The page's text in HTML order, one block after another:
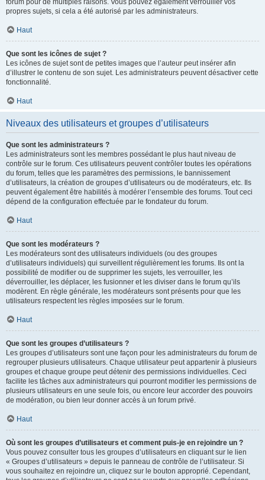
forum pour de multiples raisons. Vous pouvez également verrouiller vos
propres sujets, si cela a été autorisé par les administrateurs.
Haut
Que sont les icônes de sujet ?
Les icônes de sujet sont de petites images que l’auteur peut insérer afin
d’illustrer le contenu de son sujet. Les administrateurs peuvent désactiver cette
fonctionnalité.
Haut
Niveaux des utilisateurs et groupes d’utilisateurs
Que sont les administrateurs ?
Les administrateurs sont les membres possédant le plus haut niveau de
contrôle sur le forum. Ces utilisateurs peuvent contrôler toutes les opérations
du forum, telles que les paramètres des permissions, le bannissement
d’utilisateurs, la création de groupes d’utilisateurs ou de modérateurs, etc. Ils
peuvent également être habilités à modérer l’ensemble des forums. Tout ceci
dépend de la configuration effectuée par le fondateur du forum.
Haut
Que sont les modérateurs ?
Les modérateurs sont des utilisateurs individuels (ou des groupes
d’utilisateurs individuels) qui surveillent régulièrement les forums. Ils ont la
possibilité de modifier ou de supprimer les sujets, les verrouiller, les
déverrouiller, les déplacer, les fusionner et les diviser dans le forum qu’ils
modèrent. En règle générale, les modérateurs sont présents pour que les
utilisateurs respectent les règles imposées sur le forum.
Haut
Que sont les groupes d’utilisateurs ?
Les groupes d’utilisateurs sont une façon pour les administrateurs du forum de
regrouper plusieurs utilisateurs. Chaque utilisateur peut appartenir à plusieurs
groupes et chaque groupe peut détenir des permissions individuelles. Ceci
facilite les tâches aux administrateurs qui pourront modifier les permissions de
plusieurs utilisateurs en une seule fois, ou encore leur accorder des pouvoirs
de modération, ou bien leur donner accès à un forum privé.
Haut
Où sont les groupes d’utilisateurs et comment puis-je en rejoindre un ?
Vous pouvez consulter tous les groupes d’utilisateurs en cliquant sur le lien
« Groupes d’utilisateurs » depuis le panneau de contrôle de l’utilisateur. Si
vous souhaitez en rejoindre un, cliquez sur le bouton approprié. Cependant,